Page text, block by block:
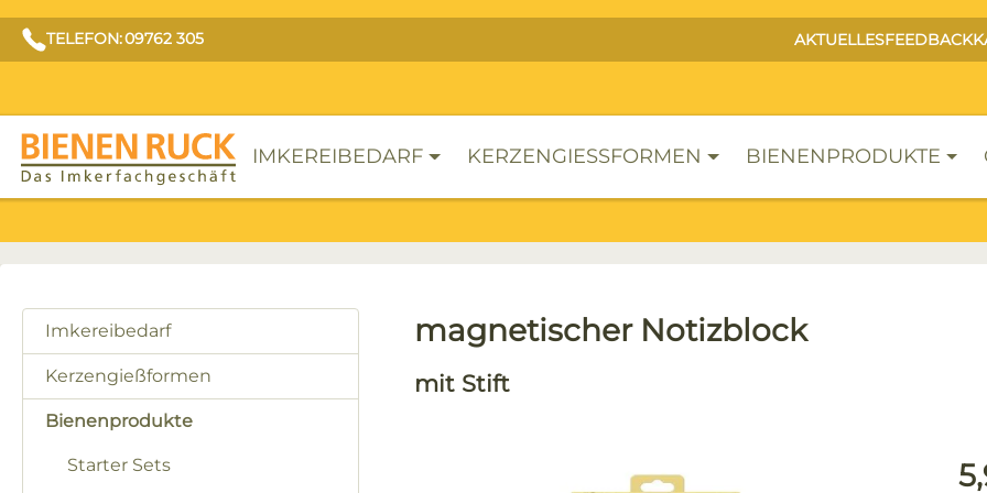
TELEFON: 09762 305 AKTUELLESFEEDBACK
IMKEREIBEDARF KERZENGIESSFORMEN BIENENPRODUKTE
Imkereibedarf
Kerzengießformen
Bienenprodukte
Starter Sets
magnetischer Notizblock
mit Stift